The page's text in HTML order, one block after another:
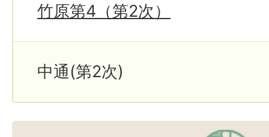
竹原第4（第2次）
中通(第2次)